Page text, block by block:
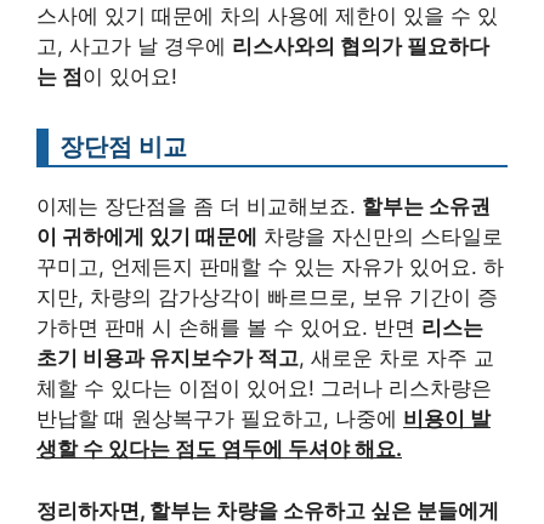
스사에 있기 때문에 차의 사용에 제한이 있을 수 있
고, 사고가 날 경우에 리스사와의 협의가 필요하다
는 점 이 있어요!
장단점 비교
이제는 장단점을 좀 더 비교해보죠. 할부는 소유권
이 귀하에게 있기 때문에 차량을 자신만의 스타일로
꾸미고, 언제든지 판매할 수 있는 자유가 있어요. 하
지만, 차량의 감가상각이 빠르므로, 보유 기간이 증
가하면 판매 시 손해를 볼 수 있어요. 반면 리스는
초기 비용과 유지보수가 적고, 새로운 차로 자주 교
체할 수 있다는 이점이 있어요! 그러나 리스차량은
반납할 때 원상복구가 필요하고, 나중에 비용이 발
생할 수 있다는 점도 염두에 두셔야 해요.
정리하자면, 할부는 차량을 소유하고 싶은 분들에게